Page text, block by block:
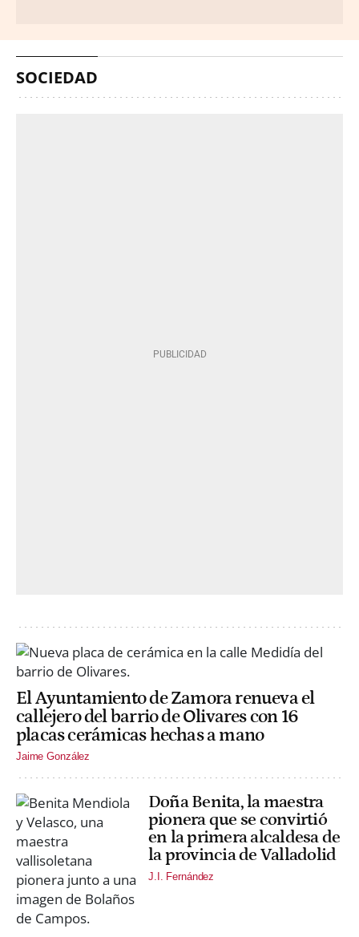
SOCIEDAD
El Ayuntamiento de Zamora renueva el
callejero del barrio de Olivares con 16
placas cerámicas hechas a mano
Jaime González
Doña Benita, la maestra
pionera que se convirtió
en la primera alcaldesa de
la provincia de Valladolid
J.I. Fernández